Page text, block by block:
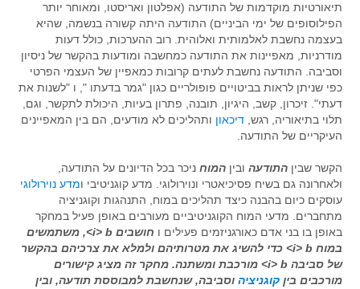
תיאורטיות מוקדמות של התודעה (אפלטון ואריסטו, ומאוחר יותר
הפילוסופים של ימי הביניים) התודעה היתה קשורה בנשמה, שהיא
בעצמה נחשבת לאלמותית ואלוהית. רוב ההערכות, כולל דעות
מודרניות, מאפיינות את התודעה כמחשבה ומודעות בהקשר של ניסיון
וסביבה. התודעה נחשבת לעתים קרובות כמאפיין של העצמי הפרטי
כפי שניתן לראות בביטויים פופולריים כגון "גמר בדעתו ", ו "לשנות את
דעתי". זיכרון, קשב, היגיון, תובנה, פתרון בעיות, היכולת לתקשר, וגם,
תלוי בתיאוריה, רגש,דיכאון ותהליכים לא מודעים, הם בין המאפיינים
העיקריים של התודעה.
הקשר שביןהתודעה וביןהמוח ניכר בכל הדיונים על התודעה,
ולאחרונה גם בשיח פסיכיאטרי ונוירולוגי. מדע קוגניטיבי ומדע נוירולוגי
עוסקים כיום בהבנה כיצד תהליכים במוח, התנהגות וקוגניציה
מתחברים. מדעי המוח הקוגניטיביים מעורבים באופן פעיל במחקר
באופן בו בני אדם כאורגניזמים פעילים ו חושבים i> b>, משתמשים
במוח i> b> כדי להשיג את מטרותיהם ולמלא את צרכיהם בהקשר
של
סביבה i> b> מורכבת ומשתנה. מחקר זה מציג קישורים
מורכבים ביןקוגניציה וסביבה, שנחשבת למבוססת תודעה, ובין